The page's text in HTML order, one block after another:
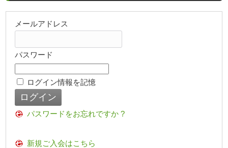
メールアドレス
パスワード
ログイン情報を記憶
パスワードをお忘れですか ?
新規ご入会はこちら